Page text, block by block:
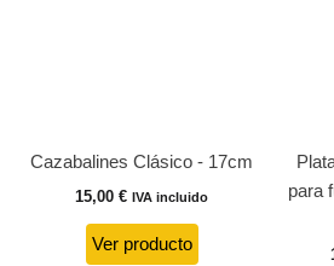
Cazabalines Clásico - 17cm
15,00 € IVA incluido
Ver producto
para